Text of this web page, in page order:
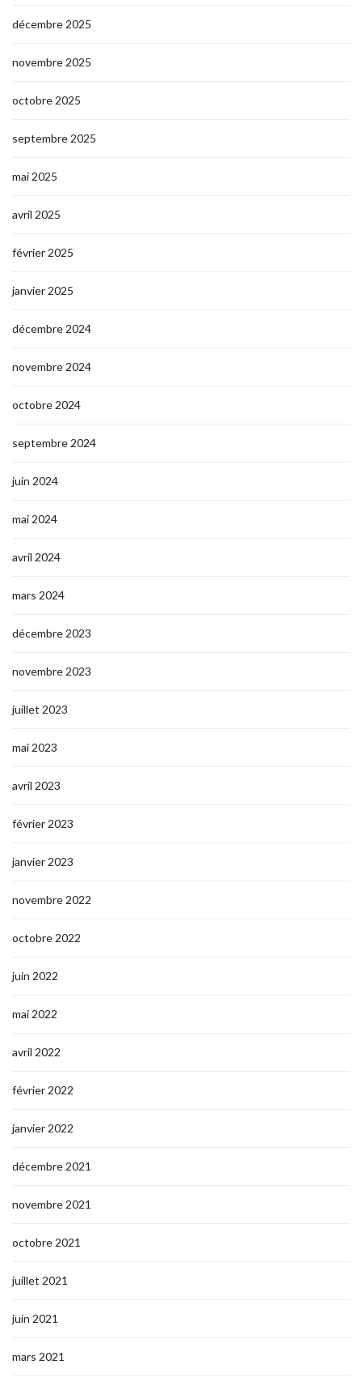
décembre 2025
novembre 2025
octobre 2025
septembre 2025
mai 2025
avril 2025
février 2025
janvier 2025
décembre 2024
novembre 2024
octobre 2024
septembre 2024
juin 2024
mai 2024
avril 2024
mars 2024
décembre 2023
novembre 2023
juillet 2023
mai 2023
avril 2023
février 2023
janvier 2023
novembre 2022
octobre 2022
juin 2022
mai 2022
avril 2022
février 2022
janvier 2022
décembre 2021
novembre 2021
octobre 2021
juillet 2021
juin 2021
mars 2021